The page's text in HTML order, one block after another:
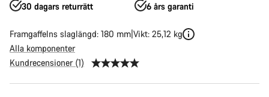
30 dagars returrätt 6 års garanti
Framgaffelns slaglängd: 180 mm Vikt: 25,12 kg
Alla komponenter
Kundrecensioner (1)